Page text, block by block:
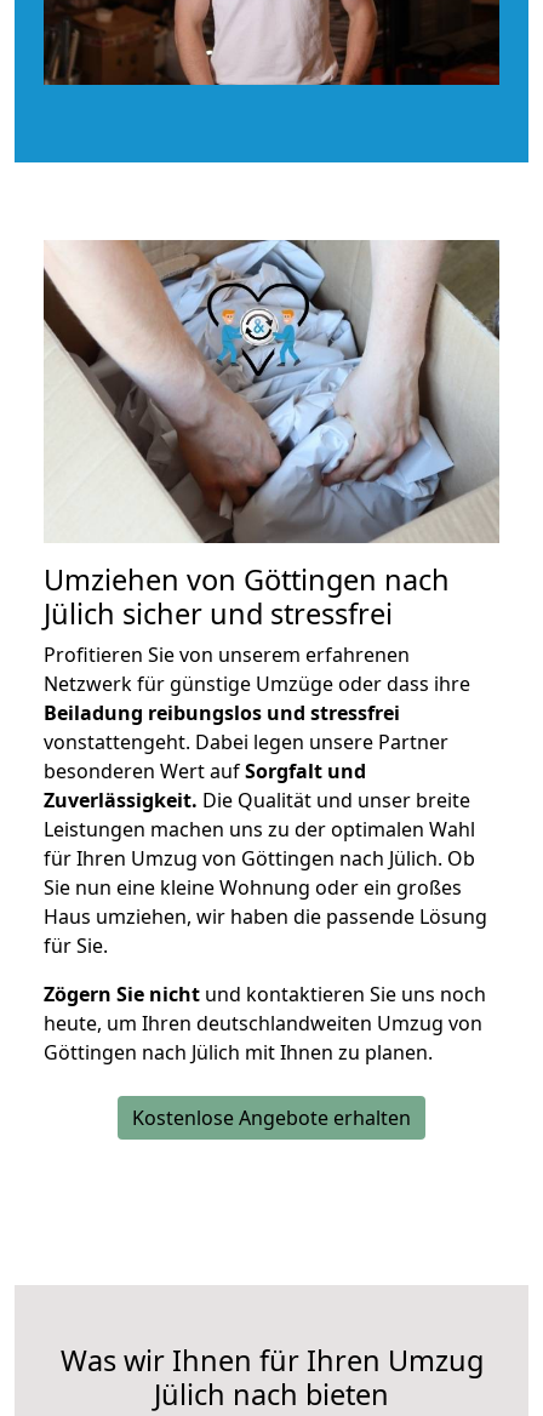
Umziehen von Göttingen nach
Jülich sicher und stressfrei
Profitieren Sie von unserem erfahrenen
Netzwerk für günstige Umzüge oder dass ihre
Beiladung reibungslos und stressfrei
vonstattengeht. Dabei legen unsere Partner
besonderen Wert aufSorgfalt und
Zuverlässigkeit. Die Qualität und unser breite
Leistungen machen uns zu der optimalen Wahl
für Ihren Umzug von Göttingen nach Jülich. Ob
Sie nun eine kleine Wohnung oder ein großes
Haus umziehen, wir haben die passende Lösung
für Sie.
Zögern Sie nicht und kontaktieren Sie uns noch
heute, um Ihren deutschlandweiten Umzug von
Göttingen nach Jülich mit Ihnen zu planen.
Kostenlose Angebote erhalten
Was wir Ihnen für Ihren Umzug
Jülich nach bieten